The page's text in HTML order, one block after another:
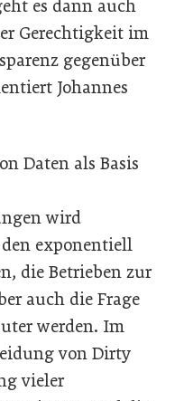
es dann auch
Gerechtigkeit im
gegenüber
Johannes
Daten als Basis
wird
exponentiell
die Betrieben zur
auch die Frage
werden. Im
von Dirty
vieler